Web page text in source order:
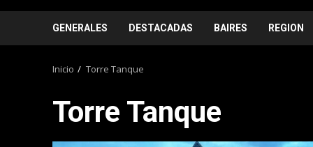
GENERALES DESTACADAS BAIRES REGION
Inicio Torre Tanque
Torre Tanque